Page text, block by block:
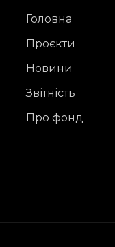
Головна
Проєкти
Новини
Звітність
Про фонд